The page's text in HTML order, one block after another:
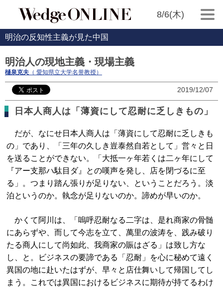
8/6(木)
明治の反知性主義が見た中国
明治人の現地主義・現場主義
樋泉克夫 （ 愛知県立大学名誉教授）
2019/12/07
日本人商人は「薄資にして忍耐に乏しきもの」
だが、なにせ日本人商人は「薄資にして忍耐に乏しきも
の」であり、「三年の久しき豈泰然自若として」営々と日
を送ることができない。「大抵一ヶ年若くは二ヶ年にして
『アー支那ハ駄目ダ』との嘆声を発し、店を閉づるに至
る」。つまり踏ん張りが足りない、ということだろう。淡
泊というのか。執念が足りないのか。諦めが早いのか。
かくて阿川は、「嗚呼忍耐なる二字は、是れ商家の骨髄
にあらずや、而して今志を立て、萬里の波涛を、践み破り
たる商人にして尚如此、我商家の賑はざる」は致し方な
し、と。ビジネスの要諦である「忍耐」を心に秘めて遠く
異国の地に赴いたはずが、早々と店仕舞いして帰国してし
まう。これでは異国におけるビジネスに期待が持てるわけ